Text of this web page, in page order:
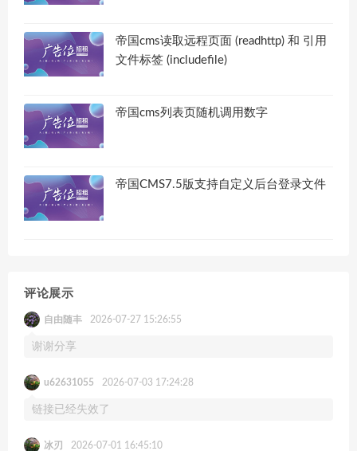
帝国cms读取远程页面 (readhttp) 和 引用
文件标签 (includefile)
帝国cms列表页随机调用数字
帝国CMS7.5版支持自定义后台登录文件
评论展示
自由随丰 2026-07-27 15:26:55
谢谢分享
u62631055 2026-07-03 17:24:28
链接已经失效了
冰刃 2026-07-01 16:45:10